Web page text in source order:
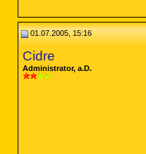
01.07.2005, 15:16
Cidre
Administrator, a.D.